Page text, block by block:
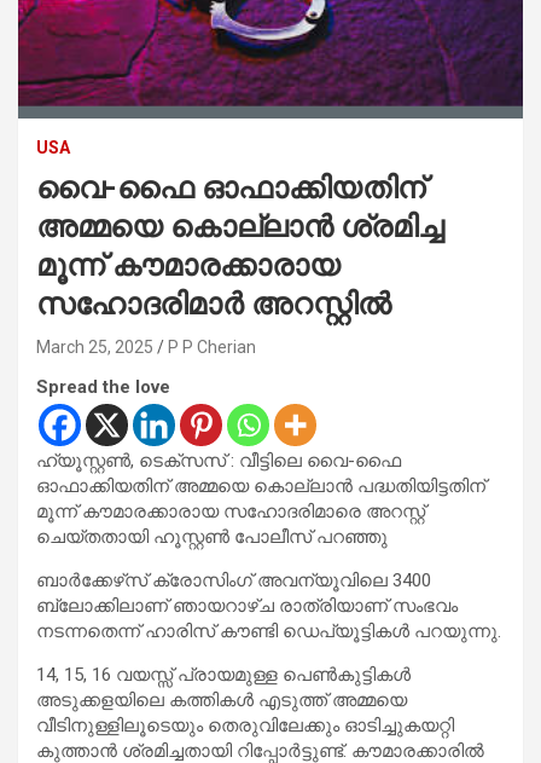
USA
വൈ-ഫൈ ഓഫാക്കിയതിന്
അമ്മയെ കൊല്ലാൻ ശ്രമിച്ച
മൂന്ന് കൗമാരക്കാരായ
സഹോദരിമാർ അറസ്റ്റിൽ
March 25, 2025 P P Cherian
Spread the love
ഹ്യൂസ്റ്റൺ, ടെക്സസ് : വീട്ടിലെ വൈ-ഫൈ
ഓഫാക്കിയതിന് അമ്മയെ കൊല്ലാൻ പദ്ധതിയിട്ടതിന്
മൂന്ന് കൗമാരക്കാരായ സഹോദരിമാരെ അറസ്റ്റ്
ചെയ്തതായി ഹൂസ്റ്റൺ പോലീസ് പറഞ്ഞു
ബാർക്കേഴ്‌സ് ക്രോസിംഗ് അവന്യൂവിലെ 3400
ബ്ലോക്കിലാണ് ഞായറാഴ്ച രാത്രിയാണ് സംഭവം
നടന്നതെന്ന് ഹാരിസ് കൗണ്ടി ഡെപ്യൂട്ടികൾ പറയുന്നു.
14, 15, 16 വയസ്സ് പ്രായമുള്ള പെൺകുട്ടികൾ
അടുക്കളയിലെ കത്തികൾ എടുത്ത് അമ്മയെ
വീടിനുള്ളിലൂടെയും തെരുവിലേക്കും ഓടിച്ചുകയറ്റി
കുത്താൻ ശ്രമിച്ചതായി റിപ്പോർട്ടുണ്ട്. കൗമാരക്കാരിൽ